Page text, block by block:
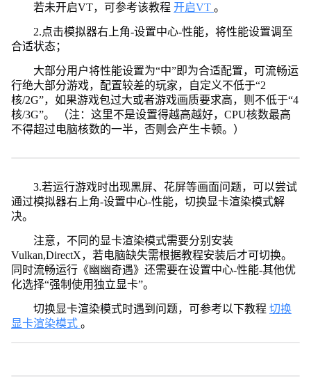
若未开启VT，可参考该教程 开启VT 。
2.点击模拟器右上角-设置中心-性能，将性能设置调至
合适状态；
大部分用户将性能设置为“中”即为合适配置，可流畅运
行绝大部分游戏，配置较差的玩家，自定义不低于“2
核/2G”，如果游戏包过大或者游戏画质要求高，则不低于“4
核/3G”。 （注：这里不是设置得越高越好，CPU核数最高
不得超过电脑核数的一半，否则会产生卡顿。）
3.若运行游戏时出现黑屏、花屏等画面问题，可以尝试
通过模拟器右上角-设置中心-性能，切换显卡渲染模式解
决。
注意，不同的显卡渲染模式需要分别安装
Vulkan,DirectX，若电脑缺失需根据教程安装后才可切换。
同时流畅运行《幽幽奇遇》还需要在设置中心-性能-其他优
化选择“强制使用独立显卡”。
切换显卡渲染模式时遇到问题，可参考以下教程 切换
显卡渲染模式 。